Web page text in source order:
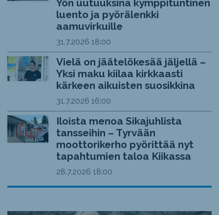
Yön uutuuksina kymppituntinen
luento ja pyörälenkki
aamuvirkuille
31.7.2026 18:00
Vielä on jäätelökesää jäljellä –
Yksi maku kiilaa kirkkaasti
kärkeen aikuisten suosikkina
31.7.2026 16:00
Iloista menoa Sikajuhlista
tansseihin – Tyrvään
moottorikerho pyörittää nyt
tapahtumien taloa Kiikassa
28.7.2026 18:00